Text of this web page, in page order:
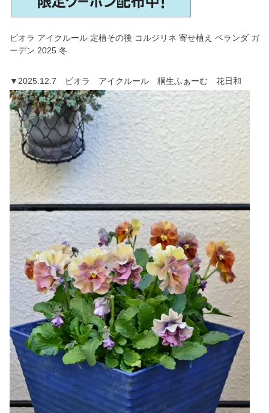
ビオラ アイクルール 定植その後 コルジリネ 寄せ植え ベランダ ガ
ーデン 2025 冬
▼2025.12.7 ビオラ アイクルール 桐生ふぁーむ 花日和